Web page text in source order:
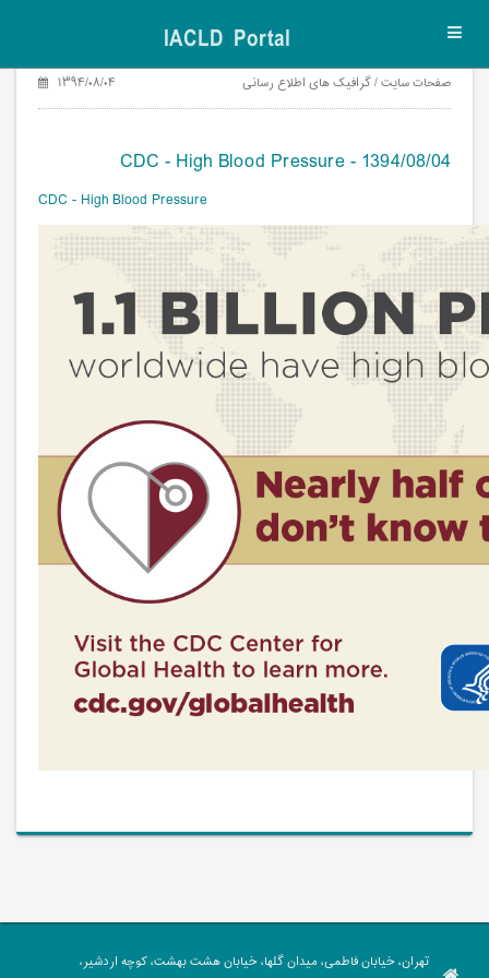
IACLD Portal
صفحات سایت / گرافیک های اطلاع رسانی ۱۳۹۴/۰۸/۰۴
CDC - High Blood Pressure - 1394/08/04
CDC - High Blood Pressure
تهران، خیابان فاطمی، میدان گلها، خیابان هشت بهشت، کوچه اردشیر،